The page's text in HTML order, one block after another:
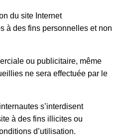
du site Internet
à des fins personnelles et non
ou publicitaire, même
ne sera effectuée par le
s’interdisent
à des fins illicites ou
d’utilisation.